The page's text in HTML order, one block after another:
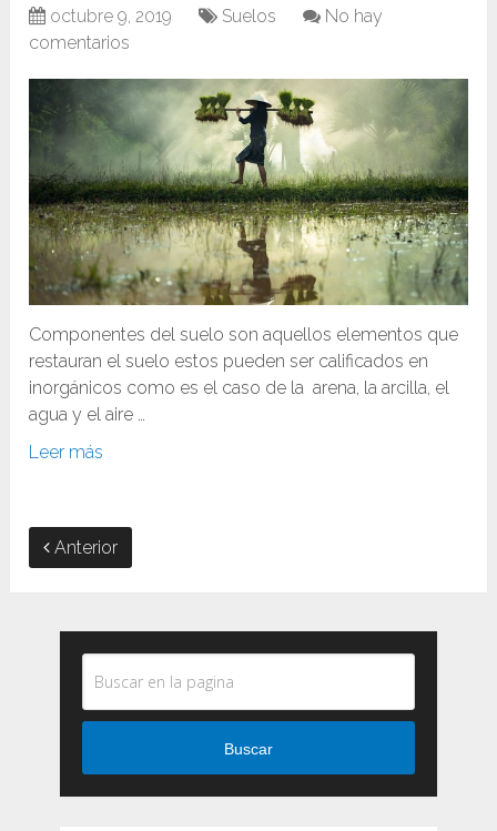
octubre 9, 2019 Suelos
No hay
comentarios
Componentes del suelo son aquellos elementos que
restauran el suelo estos pueden ser calificados en
inorgánicos como es el caso de la arena, la arcilla, el
agua y el aire …
Leer más
Anterior
Buscar